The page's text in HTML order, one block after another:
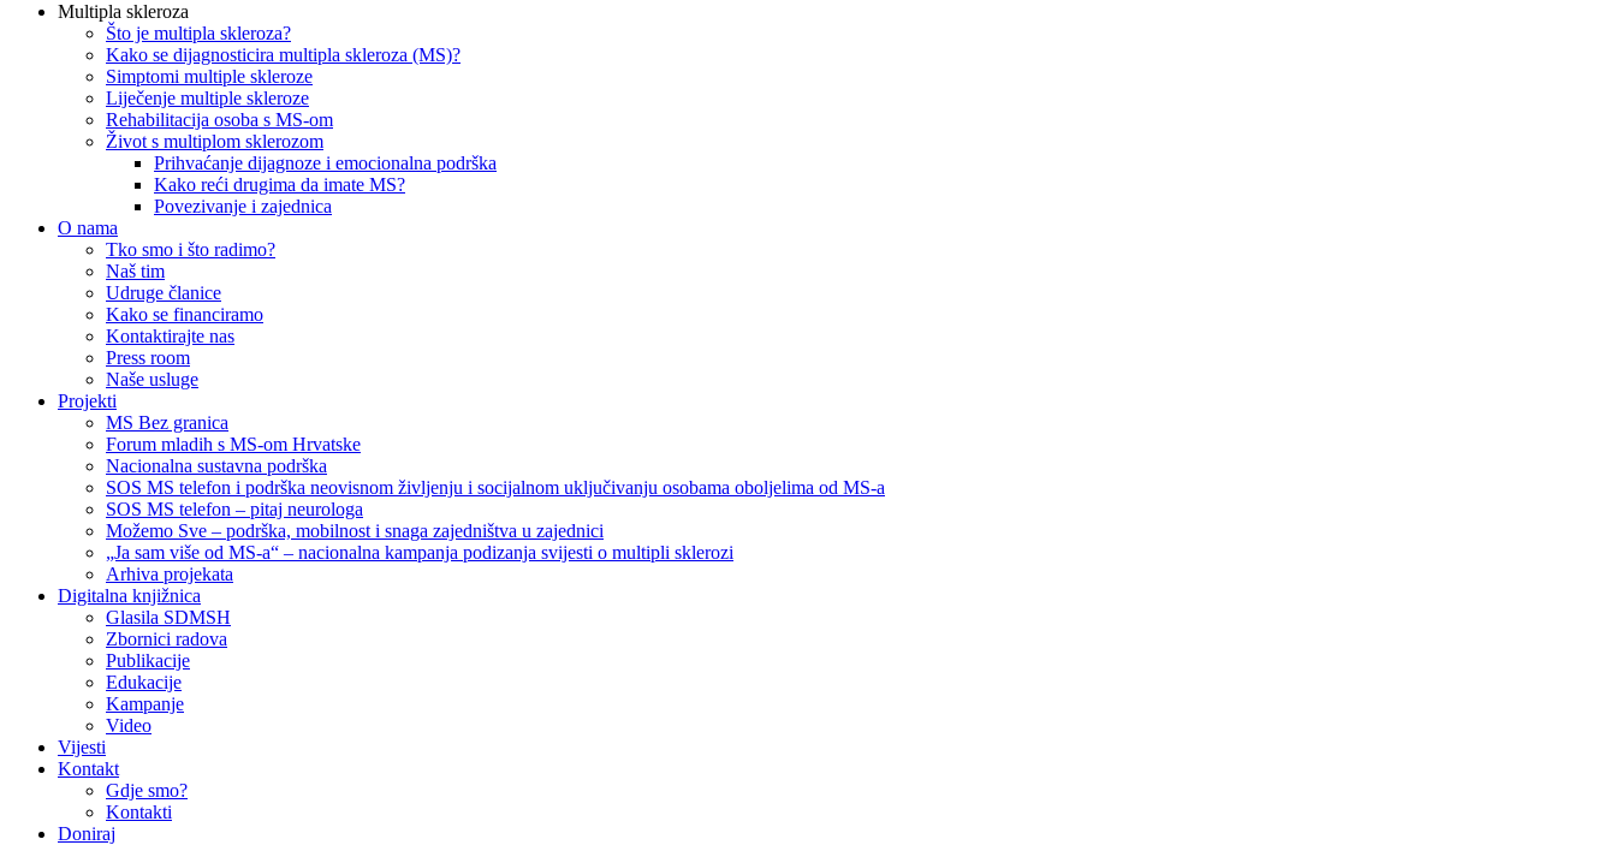
Multipla skleroza
Što je multipla skleroza?
Kako se dijagnosticira multipla skleroza (MS)?
Simptomi multiple skleroze
Liječenje multiple skleroze
Rehabilitacija osoba s MS-om
Život s multiplom sklerozom
Prihvaćanje dijagnoze i emocionalna podrška
Kako reći drugima da imate MS?
Povezivanje i zajednica
O nama
Tko smo i što radimo?
Naš tim
Udruge članice
Kako se financiramo
Kontaktirajte nas
Press room
Naše usluge
Projekti
MS Bez granica
Forum mladih s MS-om Hrvatske
Nacionalna sustavna podrška
SOS MS telefon i podrška neovisnom življenju i socijalnom uključivanju osobama oboljelima od MS-a
SOS MS telefon – pitaj neurologa
Možemo Sve – podrška, mobilnost i snaga zajedništva u zajednici
„Ja sam više od MS-a“ – nacionalna kampanja podizanja svijesti o multipli sklerozi
Arhiva projekata
Digitalna knjižnica
Glasila SDMSH
Zbornici radova
Publikacije
Edukacije
Kampanje
Video
Vijesti
Kontakt
Gdje smo?
Kontakti
Doniraj